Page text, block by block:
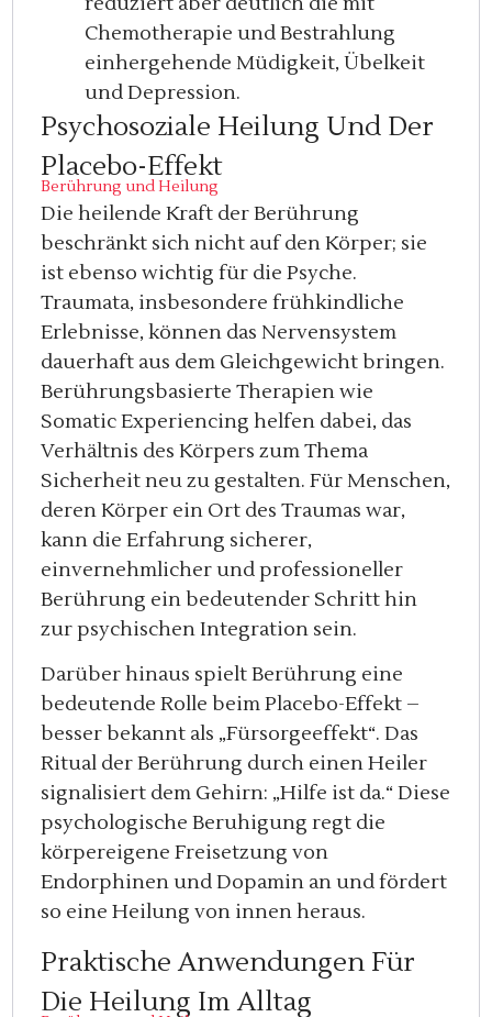
Chemotherapie und Bestrahlung
einhergehende Müdigkeit, Übelkeit
und Depression.
Psychosoziale Heilung Und Der
Placebo-Effekt
Berührung und Heilung
Die heilende Kraft der Berührung
beschränkt sich nicht auf den Körper; sie
ist ebenso wichtig für die Psyche.
Traumata, insbesondere frühkindliche
Erlebnisse, können das Nervensystem
dauerhaft aus dem Gleichgewicht bringen.
Berührungsbasierte Therapien wie
Somatic Experiencing helfen dabei, das
Verhältnis des Körpers zum Thema
Sicherheit neu zu gestalten. Für Menschen,
deren Körper ein Ort des Traumas war,
kann die Erfahrung sicherer,
einvernehmlicher und professioneller
Berührung ein bedeutender Schritt hin
zur psychischen Integration sein.
Darüber hinaus spielt Berührung eine
bedeutende Rolle beim Placebo-Effekt –
besser bekannt als „Fürsorgeeffekt“. Das
Ritual der Berührung durch einen Heiler
signalisiert dem Gehirn: „Hilfe ist da.“ Diese
psychologische Beruhigung regt die
körpereigene Freisetzung von
Endorphinen und Dopamin an und fördert
so eine Heilung von innen heraus.
Praktische Anwendungen Für
Die Heilung Im Alltag